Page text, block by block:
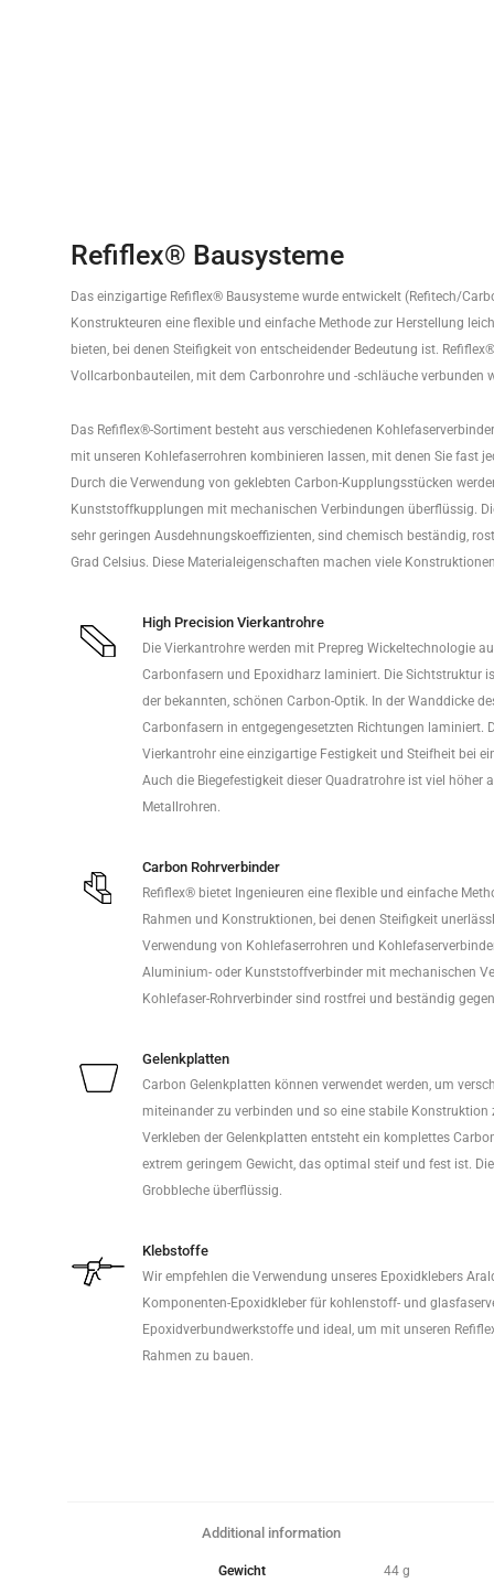
Refiflex® Bausysteme
Das einzigartige Refiflex® Bausysteme wurde entwickelt (Refitech/
Konstrukteuren eine flexible und einfache Methode zur Herstellung
bieten, bei denen Steifigkeit von entscheidender Bedeutung ist.
Vollcarbonbauteilen, mit dem Carbonrohre und -schläuche verbunden
Das Refiflex®-Sortiment besteht aus verschiedenen
mit unseren Kohlefaserrohren kombinieren lassen, mit denen Sie fast
Durch die Verwendung von geklebten Carbon-Kupplungsstücken
Kunststoffkupplungen mit mechanischen Verbindungen überflüssig.
sehr geringen Ausdehnungskoeffizienten, sind chemisch beständig,
Grad Celsius. Diese Materialeigenschaften machen viele
High Precision Vierkantrohre
Die Vierkantrohre werden mit Prepreg Wickeltechnologie
Carbonfasern und Epoxidharz laminiert. Die Sichtstruktur
der bekannten, schönen Carbon-Optik. In der Wanddicke
Carbonfasern in entgegengesetzten Richtungen laminiert.
Vierkantrohr eine einzigartige Festigkeit und Steifheit bei
Auch die Biegefestigkeit dieser Quadratrohre ist viel höher
Metallrohren.
Carbon Rohrverbinder
Refiflex® bietet Ingenieuren eine flexible und einfache
Rahmen und Konstruktionen, bei denen Steifigkeit
Verwendung von Kohlefaserrohren und
Aluminium- oder Kunststoffverbinder mit mechanischen
Kohlefaser-Rohrverbinder sind rostfrei und beständig
Gelenkplatten
Carbon Gelenkplatten können verwendet werden, um
miteinander zu verbinden und so eine stabile Konstruktion
Verkleben der Gelenkplatten entsteht ein komplettes
extrem geringem Gewicht, das optimal steif und fest ist.
Grobbleche überflüssig.
Klebstoffe
Wir empfehlen die Verwendung unseres Epoxidklebers
Komponenten-Epoxidkleber für kohlenstoff- und
Epoxidverbundwerkstoffe und ideal, um mit unseren
Rahmen zu bauen.
Additional information
Gewicht 44 g